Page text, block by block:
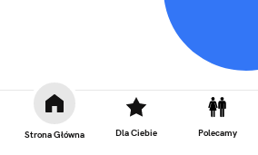
Strona Główna Dla Ciebie Polecamy